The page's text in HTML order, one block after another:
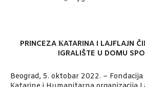
PRINCEZA КATARINA I LAJFLAJN
IGRALIŠTE U DOMU
Beograd, 5. oktobar 2022. – Fondacija